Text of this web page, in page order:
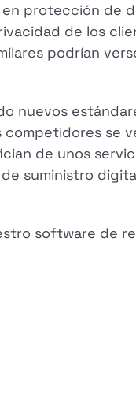
protección de
de los
podrían
nuevos
se
de unos
suministro
software de